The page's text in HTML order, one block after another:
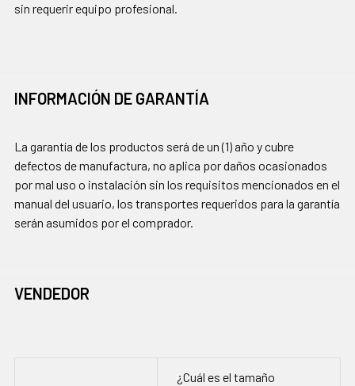
sin requerir equipo profesional.
INFORMACIÓN DE GARANTÍA
La garantía de los productos será de un (1) año y cubre
defectos de manufactura, no aplica por daños ocasionados
por mal uso o instalación sin los requisitos mencionados en el
manual del usuario, los transportes requeridos para la garantía
serán asumidos por el comprador.
VENDEDOR
¿Cuál es el tamaño